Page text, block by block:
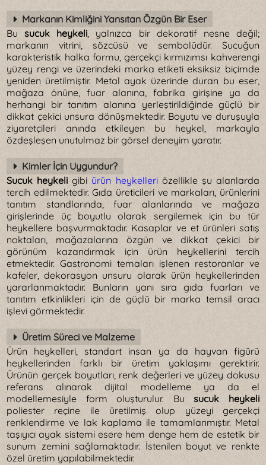
Markanın Kimliğini Yansıtan Özgün Bir Eser
Busucuk heykeli, yalnızca bir dekoratif nesne değil;
markanın vitrini, sözcüsü ve sembolüdür. Sucuğun
karakteristik halka formu, gerçekçi kırmızımsı kahverengi
yüzey rengi ve üzerindeki marka etiketi eksiksiz biçimde
yeniden üretilmiştir. Metal ayak üzerinde duran bu eser,
mağaza önüne, fuar alanına, fabrika girişine ya da
herhangi bir tanıtım alanına yerleştirildiğinde güçlü bir
dikkat çekici unsura dönüşmektedir. Boyutu ve duruşuyla
ziyaretçileri anında etkileyen bu heykel, markayla
özdeşleşen unutulmaz bir görsel deneyim yaratır.
Kimler İçin Uygundur?
Sucuk heykeli gibi ürün heykelleriözellikle şu alanlarda
tercih edilmektedir. Gıda üreticileri ve markaları, ürünlerini
tanıtım standlarında, fuar alanlarında ve mağaza
girişlerinde üç boyutlu olarak sergilemek için bu tür
heykellere başvurmaktadır. Kasaplar ve et ürünleri satış
noktaları, mağazalarına özgün ve dikkat çekici bir
görünüm kazandırmak için ürün heykellerini tercih
etmektedir. Gastronomi temaları işlenen restoranlar ve
kafeler, dekorasyon unsuru olarak ürün heykellerinden
yararlanmaktadır. Bunların yanı sıra gıda fuarları ve
tanıtım etkinlikleri için de güçlü bir marka temsil aracı
işlevi görmektedir.
Üretim Süreci ve Malzeme
Ürün heykelleri, standart insan ya da hayvan figürü
heykellerinden farklı bir üretim yaklaşımı gerektirir.
Ürünün gerçek boyutları, renk değerleri ve yüzey dokusu
referans alınarak dijital modelleme ya da el
modellemesiyle form oluşturulur. Busucuk heykeli
poliester reçine ile üretilmiş olup yüzeyi gerçekçi
renklendirme ve lak kaplama ile tamamlanmıştır. Metal
taşıyıcı ayak sistemi esere hem denge hem de estetik bir
sunum zemini sağlamaktadır. İstenilen boyut ve renkte
özel üretim yapılabilmektedir.